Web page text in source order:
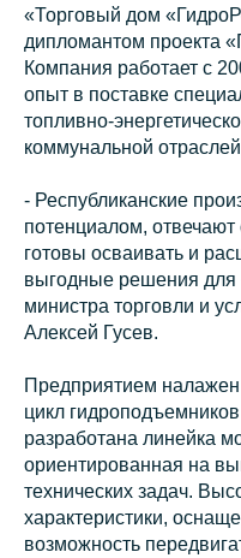
«Торговый дом
дипломантом проекта
Компания работает с
опыт в поставке
топливно-
коммунальной
- Республиканские
потенциалом,
готовы осваивать и
выгодные решения для
министра торговли и
Алексей Гусев.
Предприятием
цикл
разработана линейка
ориентированная на
технических задач.
характеристики,
возможность